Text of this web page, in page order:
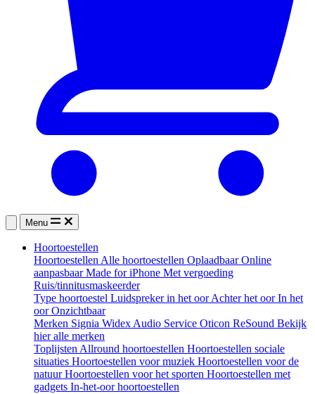
Menu
Hoortoestellen
HoortoestellenAlle hoortoestellen OplaadbaarOnline
aanpasbaarMade for iPhone Met vergoeding
Ruis/tinnitusmaskeerder
Type hoortoestel Luidspreker in het oorAchter het oorIn het
oorOnzichtbaar
Merken Signia WidexAudio Service Oticon ReSound Bekijk
hier alle merken
ToplijstenAllround hoortoestellen Hoortoestellen sociale
situaties Hoortoestellen voor muziek Hoortoestellen voor de
natuurHoortoestellen voor het sporten Hoortoestellen met
gadgets In-het-oor hoortoestellen